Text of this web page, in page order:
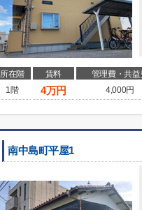
所在階 賃料 管理費・共益
1階
4万円 4,000円
南中島町平屋1